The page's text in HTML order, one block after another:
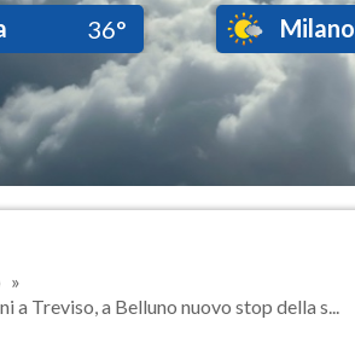
36° Milano
a Treviso, a Belluno nuovo stop della s...